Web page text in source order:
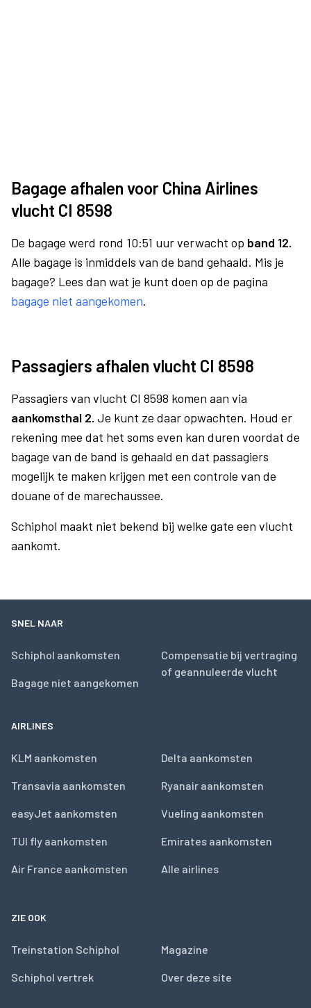
Bagage afhalen voor China Airlines
vlucht CI 8598
De bagage werd rond 10:51 uur verwacht op band 12.
Alle bagage is inmiddels van de band gehaald. Mis je
bagage? Lees dan wat je kunt doen op de pagina
bagage niet aangekomen.
Passagiers afhalen vlucht CI 8598
Passagiers van vlucht CI 8598 komen aan via
aankomsthal 2. Je kunt ze daar opwachten. Houd er
rekening mee dat het soms even kan duren voordat de
bagage van de band is gehaald en dat passagiers
mogelijk te maken krijgen met een controle van de
douane of de marechaussee.
Schiphol maakt niet bekend bij welke gate een vlucht
aankomt.
SNEL NAAR
Schiphol aankomsten
Bagage niet aangekomen
Compensatie bij vertraging
of geannuleerde vlucht
AIRLINES
KLM aankomsten
Transavia aankomsten
easyJet aankomsten
TUI fly aankomsten
Air France aankomsten
Delta aankomsten
Ryanair aankomsten
Vueling aankomsten
Emirates aankomsten
Alle airlines
ZIE OOK
Treinstation Schiphol
Schiphol vertrek
Magazine
Over deze site